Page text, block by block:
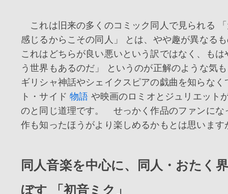
これは旧来の多くのコミック同人で見られる
感じるからこその同人」 とは、やや趣が異な
これはどちらが良い悪いという訳ではなく、もは
う世界もあるのだ」 というのが正解のような気
ギリシャ神話やシェイクスピアの戯曲を知らなく
ト・サイド物語 や映画のロミオとジュリエット
のと同じ道理です。 せっかく作品のファンにな
作も知ったほうがより楽しめるかもとは思います
同人音楽を中心に、同人・おたく
ぼす 「初音ミク」